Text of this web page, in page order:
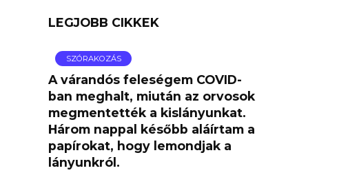
LEGJOBB CIKKEK
SZÓRAKOZÁS
A várandós feleségem COVID-
ban meghalt, miután az orvosok
megmentették a kislányunkat.
Három nappal később aláírtam a
papírokat, hogy lemondjak a
lányunkról.